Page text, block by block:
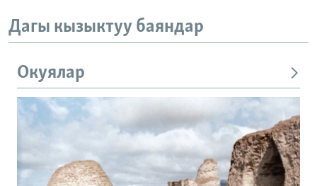
Дагы кызыктуу баяндар
Окуялар